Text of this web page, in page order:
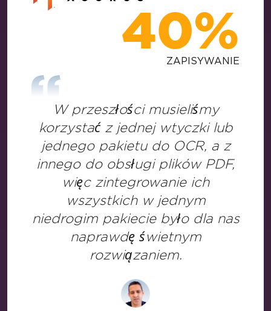
40%
ZAPISYWANIE
W przeszłości musieliśmy
korzystać z jednej wtyczki lub
jednego pakietu do OCR, a z
innego do obsługi plików PDF,
więc zintegrowanie ich
wszystkich w jednym
niedrogim pakiecie było dla nas
naprawdę świetnym
rozwiązaniem.